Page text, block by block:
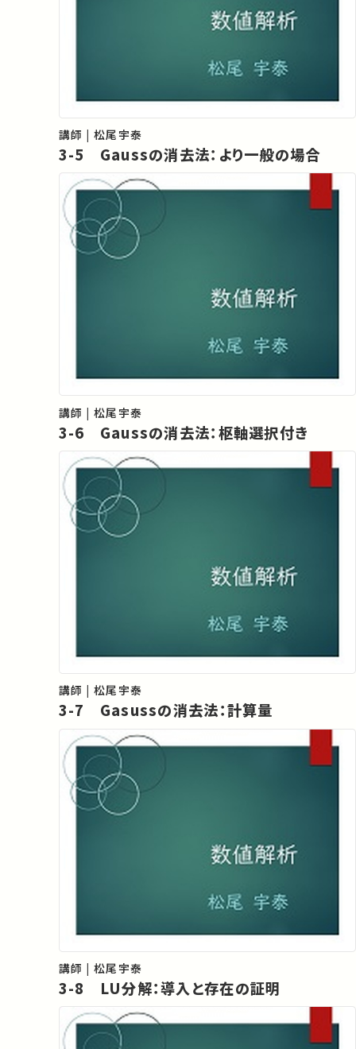
講師 | 松尾宇泰
3-5 Gaussの消去法：より一般の場合
講師 | 松尾宇泰
3-6 Gaussの消去法：枢軸選択付き
講師 | 松尾宇泰
3-7 Gasussの消去法：計算量
講師 | 松尾宇泰
3-8 LU分解：導入と存在の証明